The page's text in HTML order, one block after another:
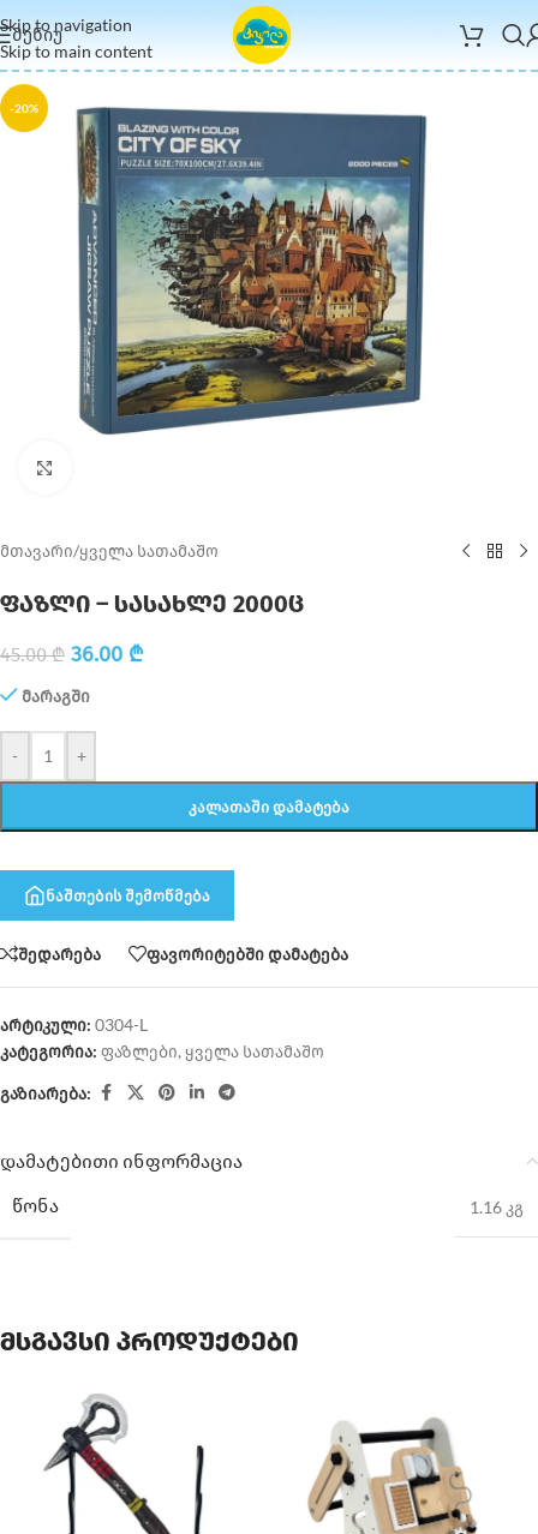
Skip to navigation
Skip to main content
ᲛᲔᲜᲘᲣ
-20%
მთავარი/ყველა სათამაშო
ფაზლი – სასახლე 2000ც
45.00₾ 36.00 ₾
მარაგში
- +
ᲙᲐᲚᲐᲗᲐᲨᲘ ᲓᲐᲛᲐᲢᲔᲑᲐ
ნაშთების შემოწმება
შედარება ფავორიტებში დამატება
არტიკული: 0304-L
კატეგორია: ფაზლები, ყველა სათამაშო
გაზიარება:
დამატებითი ინფორმაცია
ᲬᲝᲜᲐ
1.16 კგ
მსგავსი პროდუქტები